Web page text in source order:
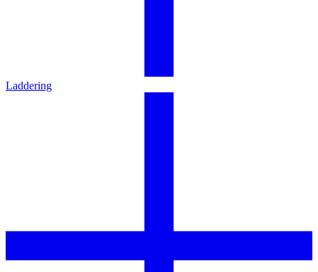
Laddering